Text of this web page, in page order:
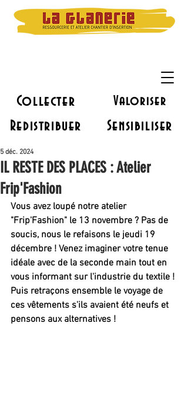
Collecter Valoriser
Redistribuer Sensibiliser
IL RESTE DES PLACES : Atelier
Frip'Fashion
5 déc. 2024
Vous avez loupé notre atelier
"Frip'Fashion" le 13 novembre ? Pas de
soucis, nous le refaisons le jeudi 19
décembre ! Venez imaginer votre tenue
idéale avec de la seconde main tout en
vous informant sur l'industrie du textile !
Puis retraçons ensemble le voyage de
ces vêtements s'ils avaient été neufs et
pensons aux alternatives !